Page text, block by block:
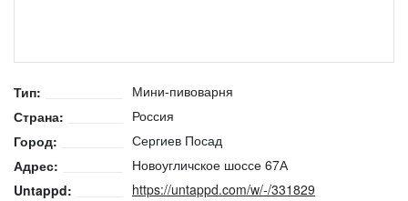
Тип:
Мини-пивоварня
Страна:
Россия
Город:
Сергиев Посад
Адрес:
Новоугличское шоссе 67А
Untappd:
https://untappd.com/w/-/331829